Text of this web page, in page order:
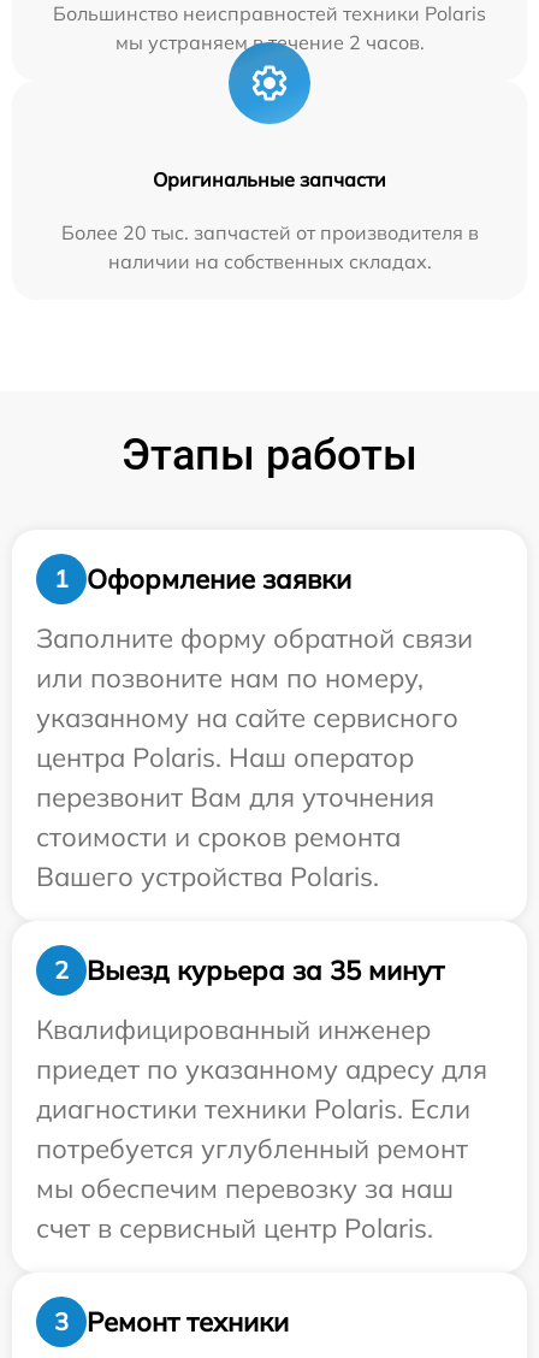
Большинство неисправностей техники Polaris
мы устраняем в течение 2 часов.
Оригинальные запчасти
Более 20 тыс. запчастей от производителя в
наличии на собственных складах.
Этапы работы
1
Оформление заявки
Заполните форму обратной связи
или позвоните нам по номеру,
указанному на сайте сервисного
центра Polaris. Наш оператор
перезвонит Вам для уточнения
стоимости и сроков ремонта
Вашего устройства Polaris.
2
Выезд курьера за 35 минут
Квалифицированный инженер
приедет по указанному адресу для
диагностики техники Polaris. Если
потребуется углубленный ремонт
мы обеспечим перевозку за наш
счет в сервисный центр Polaris.
3 Ремонт техники